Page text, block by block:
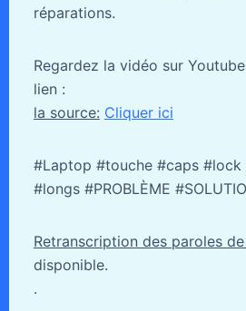
réparations.
Regardez la vidéo sur
lien :
la source: Cliquer ici
#Laptop #touche #caps
#longs #PROBLÈME
Retranscription des paroles
disponible.
.